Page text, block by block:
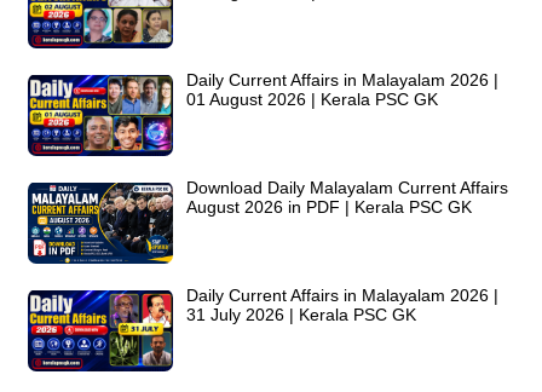
Daily Current Affairs in Malayalam 2026 |
01 August 2026 | Kerala PSC GK
Download Daily Malayalam Current Affairs
August 2026 in PDF | Kerala PSC GK
Daily Current Affairs in Malayalam 2026 |
31 July 2026 | Kerala PSC GK